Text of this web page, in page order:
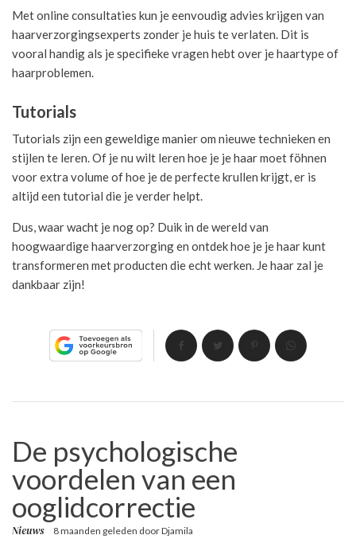
Met online consultaties kun je eenvoudig advies krijgen van
haarverzorgingsexperts zonder je huis te verlaten. Dit is
vooral handig als je specifieke vragen hebt over je haartype of
haarproblemen.
Tutorials
Tutorials zijn een geweldige manier om nieuwe technieken en
stijlen te leren. Of je nu wilt leren hoe je je haar moet föhnen
voor extra volume of hoe je de perfecte krullen krijgt, er is
altijd een tutorial die je verder helpt.
Dus, waar wacht je nog op? Duik in de wereld van
hoogwaardige haarverzorging en ontdek hoe je je haar kunt
transformeren met producten die echt werken. Je haar zal je
dankbaar zijn!
De psychologische
voordelen van een
ooglidcorrectie
Nieuws 8 maanden geleden doorDjamila